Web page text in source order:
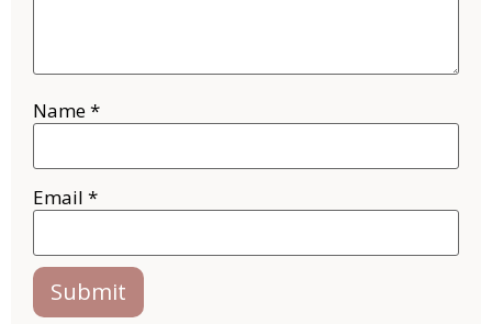
Name*
Email *